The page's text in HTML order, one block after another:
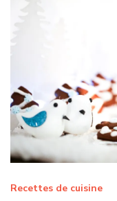
Recettes de cuisine